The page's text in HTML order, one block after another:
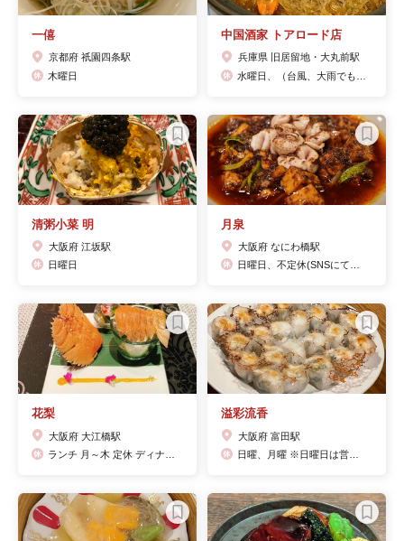
一僖
京都府 祇園四条駅
木曜日
中国酒家 トアロード店
兵庫県 旧居留地・大丸前駅
清粥小菜 明
大阪府 江坂駅
日曜日
月泉
大阪府 なにわ橋駅
花梨
大阪府 大江橋駅
溢彩流香
大阪府 富田駅